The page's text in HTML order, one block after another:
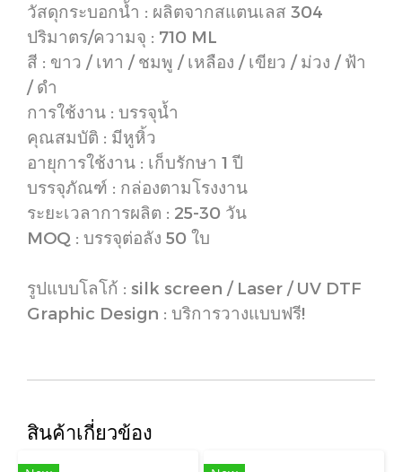
วัสดุกระบอกน้ำ : ผลิตจากสแตนเลส 304
ปริมาตร/ความจุ : 710 ML
สี : ขาว / เทา / ชมพู / เหลือง / เขียว / ม่วง / ฟ้า
/ ดำ
การใช้งาน : บรรจุน้ำ
คุณสมบัติ : มีหูหิ้ว
อายุการใช้งาน : เก็บรักษา 1 ปี
บรรจุภัณฑ์ : กล่องตามโรงงาน
ระยะเวลาการผลิต : 25-30 วัน
MOQ : บรรจุต่อลัง 50 ใบ
รูปแบบโลโก้ : silk screen / Laser / UV DTF
Graphic Design : บริการวางแบบฟรี!
สินค้าเกี่ยวข้อง